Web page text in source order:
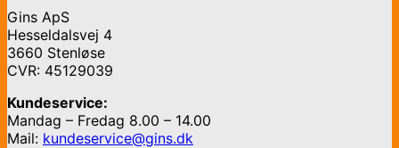
Gins ApS
Hesseldalsvej 4
3660 Stenløse
CVR: 45129039
Kundeservice:
Mandag – Fredag 8.00 – 14.00
Mail: kundeservice@gins.dk